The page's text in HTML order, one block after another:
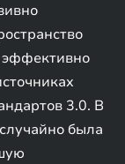
эффективно
3.0. В
была